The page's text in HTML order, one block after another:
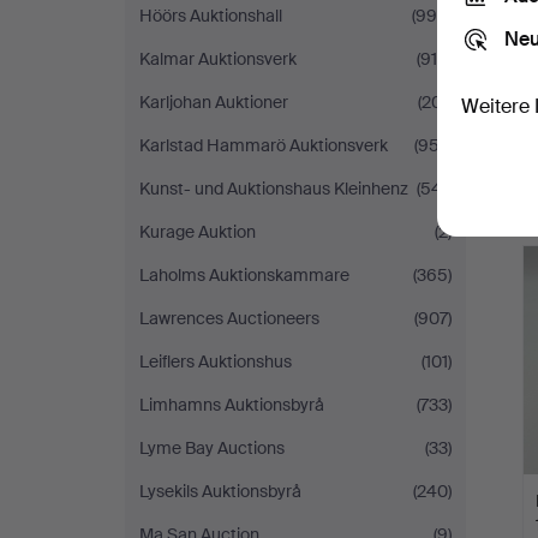
Höörs Auktionshall
(995)
Kalmar Auktionsverk
(916)
Karljohan Auktioner
(201)
Karlstad Hammarö Auktionsverk
(957)
Kunst- und Auktionshaus Kleinhenz (541)
Kurage Auktion
(2)
Laholms Auktionskammare
(365)
Lawrences Auctioneers
(907)
Leiflers Auktionshus
(101)
Limhamns Auktionsbyrå
(733)
Lyme Bay Auctions
(33)
Lysekils Auktionsbyrå
(240)
Weitere